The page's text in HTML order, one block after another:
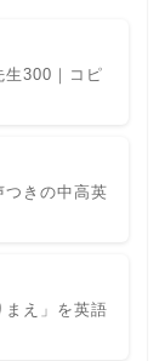
生300｜コピ
つきの中高英
まえ」を英語